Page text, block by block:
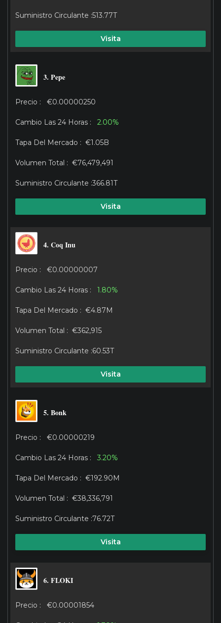
513.77T
Visita
3. Pepe
€0.00000250
2.00%
€1.05B
€76,479,491
366.81T
Visita
4. Coq Inu
€0.00000007
1.80%
€4.87M
€362,915
60.53T
Visita
5. Bonk
€0.00000219
3.20%
€192.90M
€38,336,791
76.72T
Visita
6. FLOKI
€0.00001854